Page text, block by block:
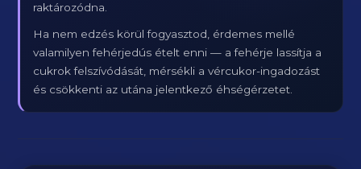
raktározódna.
Ha nem edzés körül fogyasztod, érdemes mellé
valamilyen fehérjedús ételt enni — a fehérje lassítja a
cukrok felszívódását, mérsékli a vércukor-ingadozást
és csökkenti az utána jelentkező éhségérzetet.